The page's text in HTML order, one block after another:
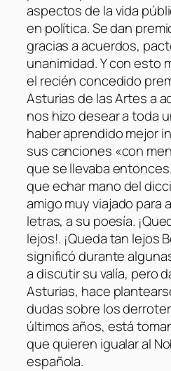
aspectos de la vida
en política. Se dan
gracias a acuerdos,
unanimidad. Y con esto
el recién concedido
Asturias de las Artes a
nos hizo desear a toda
haber aprendido mejor
sus canciones «con
que se llevaba
que echar mano del
amigo muy viajado para
letras, a su poesía.
lejos!. ¡Queda tan lejos
significó durante
a discutir su valía, pero
Asturias, hace
dudas sobre los
últimos años, está
que quieren igualar al
española.